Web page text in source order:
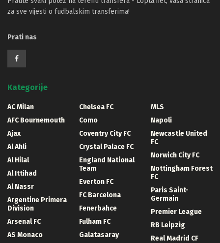
za sve vijesti o fudbalskim transferima!
Prati nas
Kategorije
AC Milan
AFC Bournemouth
Ajax
Al Ahli
Al Hilal
Al Ittihad
Al Nassr
Argentine Primera
Division
Arsenal FC
AS Monaco
Chelsea FC
Como
Coventry City FC
Crystal Palace FC
England National
Team
Everton FC
FC Barcelona
Fenerbahce
Fulham FC
Galatasaray
MLS
Napoli
Newcastle United
FC
Norwich City FC
Nottingham Forest
FC
Paris Saint-
Germain
Premier League
RB Leipzig
Real Madrid CF